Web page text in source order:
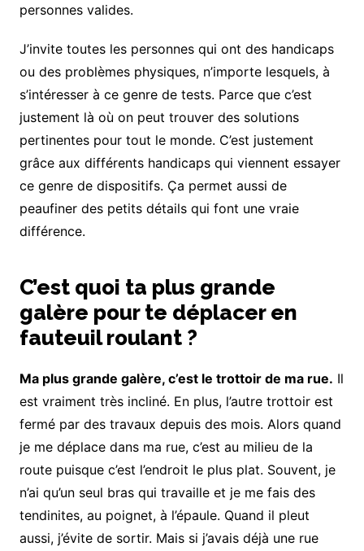
personnes valides.
J’invite toutes les personnes qui ont des handicaps
ou des problèmes physiques, n’importe lesquels, à
s’intéresser à ce genre de tests. Parce que c’est
justement là où on peut trouver des solutions
pertinentes pour tout le monde. C’est justement
grâce aux différents handicaps qui viennent essayer
ce genre de dispositifs. Ça permet aussi de
peaufiner des petits détails qui font une vraie
différence.
C’est quoi ta plus grande
galère pour te déplacer en
fauteuil roulant ?
Ma plus grande galère, c’est le trottoir de ma rue. Il
est vraiment très incliné. En plus, l’autre trottoir est
fermé par des travaux depuis des mois. Alors quand
je me déplace dans ma rue, c’est au milieu de la
route puisque c’est l’endroit le plus plat. Souvent, je
n’ai qu’un seul bras qui travaille et je me fais des
tendinites, au poignet, à l’épaule. Quand il pleut
aussi, j’évite de sortir. Mais si j’avais déjà une rue